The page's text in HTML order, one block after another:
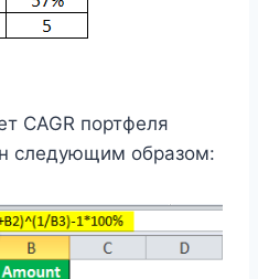
CAGR портфеля
следующим образом: